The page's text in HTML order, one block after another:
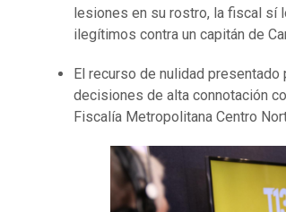
lesiones en su rostro, la fiscal sí
ilegítimos contra un capitán de
El recurso de nulidad
decisiones de alta connotación
Fiscalía Metropolitana Centro